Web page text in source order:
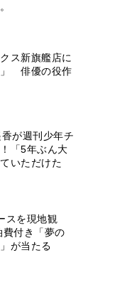
ス新旗艦店に
」 俳優の役作
が週刊少年チ
「5年ぶん大
いただけた
スを現地観
付き「夢の
が当たる